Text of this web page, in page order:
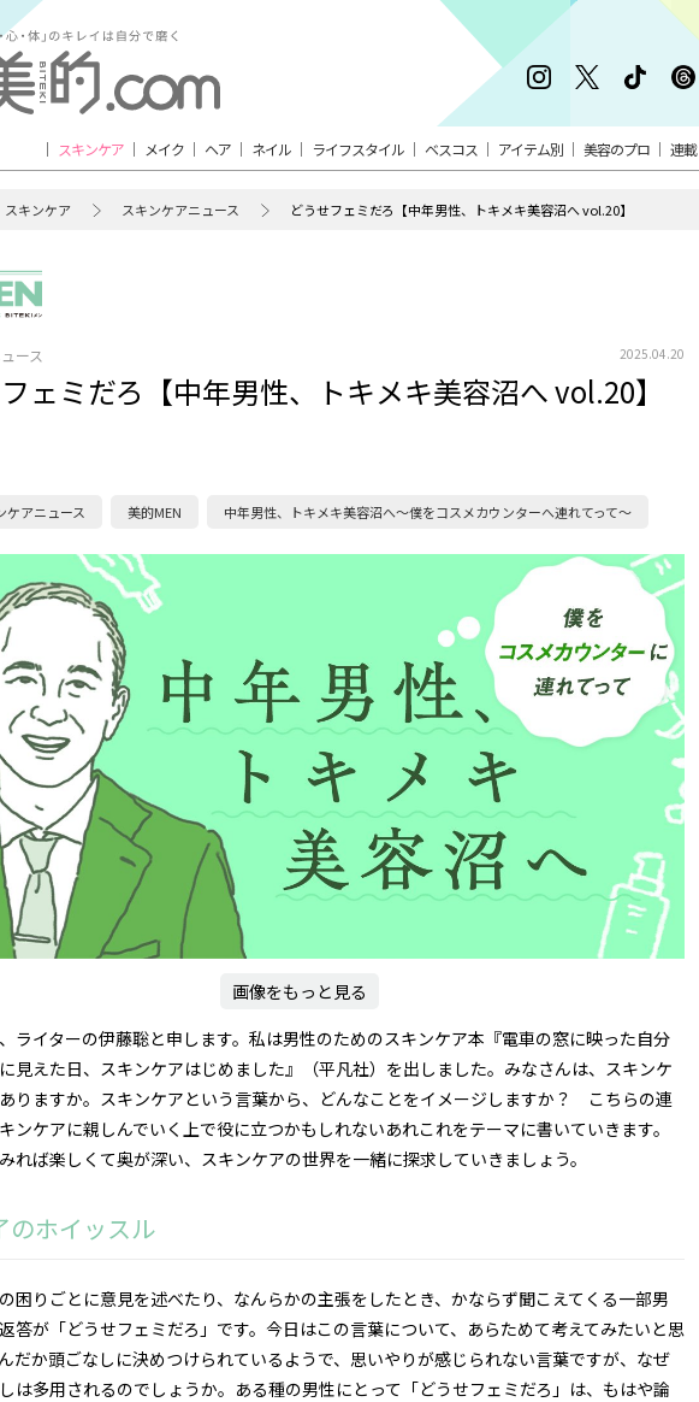
スキンケア メイク ヘア ネイル ライフスタイル ベスコス アイテム別 美容のプロ 連載
スキンケア スキンケアニュース どうせフェミだろ【中年男性、トキメキ美容沼へ vol.20】
ース 2025.04.20
ェミだろ【中年男性、トキメキ美容沼へ vol.20】
ケアニュース 美的MEN 中年男性、トキメキ美容沼へ〜僕をコスメカウンターへ連れてって～
画像をもっと見る
ライターの伊藤聡と申します。私は男性のためのスキンケア本『電車の窓に映った自分
見えた日、スキンケアはじめました』（平凡社）を出しました。みなさんは、スキンケ
りますか。スキンケアという言葉から、どんなことをイメージしますか？ こちらの連
ンケアに親しんでいく上で役に立つかもしれないあれこれをテーマに書いていきます。
れば楽しくて奥が深い、スキンケアの世界を一緒に探求していきましょう。
のホイッスル
困りごとに意見を述べたり、なんらかの主張をしたとき、かならず聞こえてくる一部男
答が「どうせフェミだろ」です。今日はこの言葉について、あらためて考えてみたいと思
だか頭ごなしに決めつけられているようで、思いやりが感じられない言葉ですが、なぜ
は多用されるのでしょうか。ある種の男性にとって「どうせフェミだろ」は、もはや論